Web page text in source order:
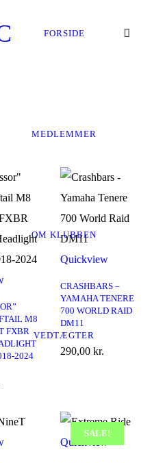
FORSIDE
MEDLEMMER
OM KLUBBEN
VEDTÆGTER
M8
FXBR
2024
Quickview
CRASHBARS –
YAMAHA TENERE
700 WORLD RAID
DM11
290,00 kr.
SALE!
Quickview